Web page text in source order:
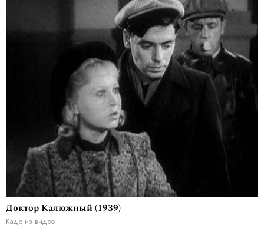
Доктор Калюжный (1939)
Кадр из видео